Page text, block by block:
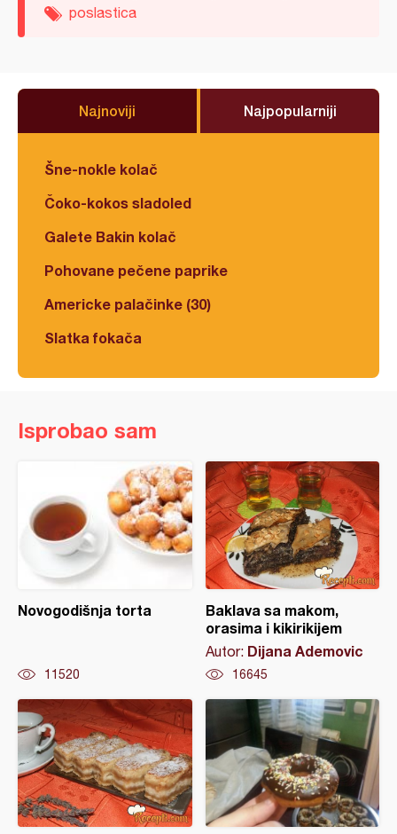
poslastica
Najnoviji Najpopularniji
Šne-nokle kolač
Čoko-kokos sladoled
Galete Bakin kolač
Pohovane pečene paprike
Americke palačinke (30)
Slatka fokača
Isprobao sam
Novogodišnja torta
11520
Baklava sa makom,
orasima i kikirikijem
Autor: Dijana Ademovic
16645